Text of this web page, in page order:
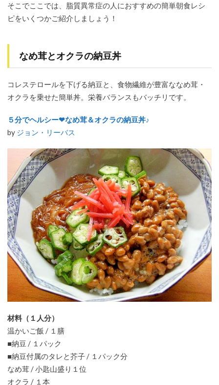
そこでここでは、脂質異常症の人におすすめの簡単朝食レシ
ピをいくつかご紹介しましょう！
なめ茸とオクラの納豆丼
コレステロールを下げる納豆と、食物繊維が豊富ななめ茸・
オクラを乗せた簡単丼。栄養バランスもバッチリです。
５分でヘルシー❤なめ茸＆オクラの納豆丼♪
by ジョン・リーバス
材料（１人分）
温かいご飯 / １膳
■納豆 / １パック
■納豆付属のタレと芥子 / １パック分
なめ茸 / 小匙山盛り１位
オクラ / １本